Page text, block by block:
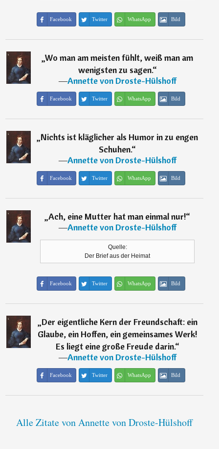
Facebook Twitter WhatsApp Bild
„Wo man am meisten fühlt, weiß man am
wenigsten zu sagen.“
―Annette von Droste-Hülshoff
Facebook Twitter WhatsApp Bild
„Nichts ist kläglicher als Humor in zu engen
Schuhen.“
―Annette von Droste-Hülshoff
Facebook Twitter WhatsApp Bild
„Ach, eine Mutter hat man einmal nur!“
―Annette von Droste-Hülshoff
Quelle:
Der Brief aus der Heimat
Facebook Twitter WhatsApp Bild
„Der eigentliche Kern der Freundschaft: ein
Glaube, ein Hoffen, ein gemeinsames Werk!
Es liegt eine große Freude darin.“
―Annette von Droste-Hülshoff
Facebook Twitter WhatsApp Bild
Alle Zitate von Annette von Droste-Hülshoff